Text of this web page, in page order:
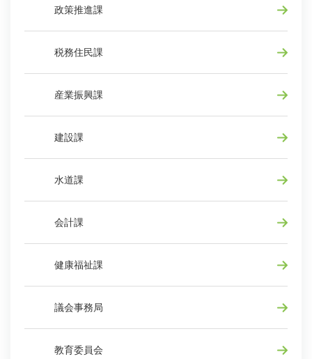
政策推進課
税務住民課
産業振興課
建設課
水道課
会計課
健康福祉課
議会事務局
教育委員会